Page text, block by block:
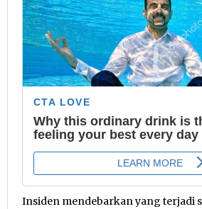
Insiden mendebarkan yang terjadi